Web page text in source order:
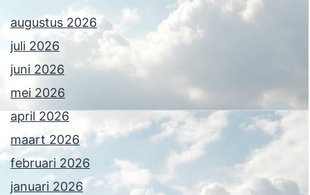
augustus 2026
juli 2026
juni 2026
mei 2026
april 2026
maart 2026
februari 2026
januari 2026